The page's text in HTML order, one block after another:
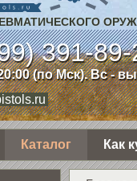
391-89-
(по Мск). Вс -
Каталог Как